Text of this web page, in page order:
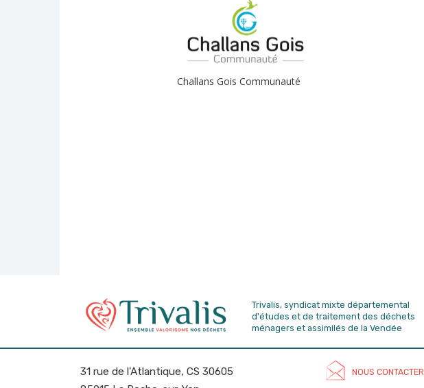
Challans Gois Communauté
Trivalis, syndicat mixte départemental
d'études et de traitement des déchets
ménagers et assimilés de la Vendée
31 rue de l'Atlantique, CS 30605
NOUS CONTACTER